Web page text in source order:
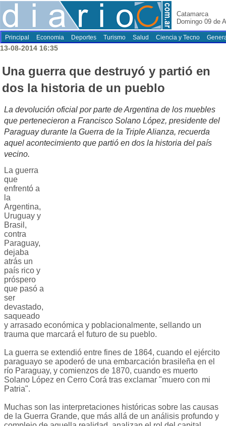
Catamarca
Domingo 09 de
Principal Economia Deportes Turismo Salud Ciencia y Tecno
13-08-2014 16:35
Una guerra que destruyó y partió en
dos la historia de un pueblo
La devolución oficial por parte de Argentina de los muebles
que pertenecieron a Francisco Solano López, presidente del
Paraguay durante la Guerra de la Triple Alianza, recuerda
aquel acontecimiento que partió en dos la historia del país
vecino.
La guerra
que
enfrentó a
la
Argentina,
Uruguay y
Brasil,
contra
Paraguay,
dejaba
atrás un
país rico y
próspero
que pasó a
ser
devastado,
saqueado
y arrasado económica y poblacionalmente, sellando un
trauma que marcará el futuro de su pueblo.
La guerra se extendió entre fines de 1864, cuando el ejército
paraguayo se apoderó de una embarcación brasileña en el
río Paraguay, y comienzos de 1870, cuando es muerto
Solano López en Cerro Corá tras exclamar "muero con mi
Patria".
Muchas son las interpretaciones históricas sobre las causas
de la Guerra Grande, que más allá de un análisis profundo y